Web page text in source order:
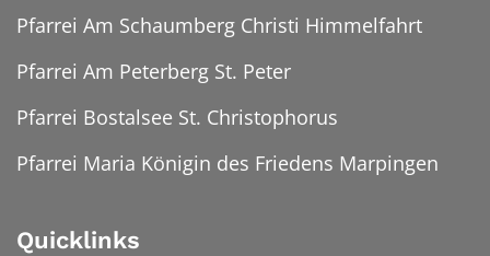
Pfarrei Am Schaumberg Christi Himmelfahrt
Pfarrei Am Peterberg St. Peter
Pfarrei Bostalsee St. Christophorus
Pfarrei Maria Königin des Friedens Marpingen
Quicklinks